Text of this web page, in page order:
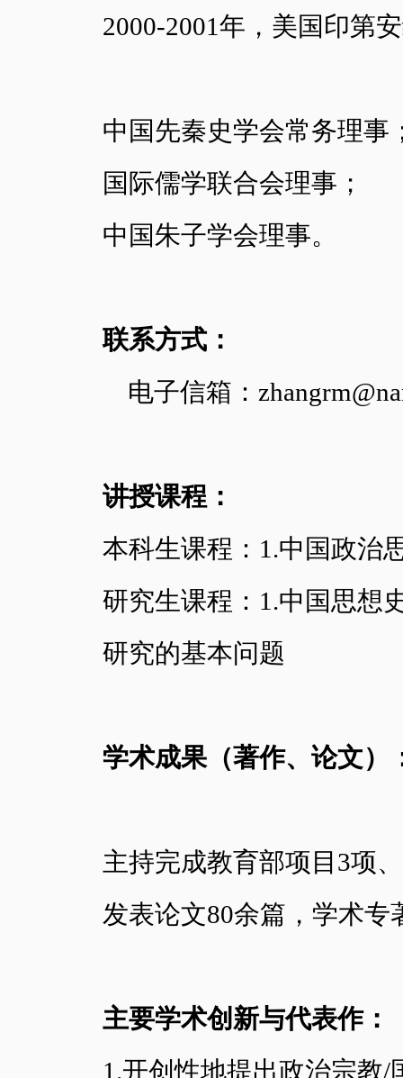
2000-2001年，美国印第
中国先秦史学会常务理事
国际儒学联合会理事；
中国朱子学会理事。
联系方式：
电子信箱：
讲授课程：
本科生课程：1.中国政治
研究生课程：1.中国思想
研究的基本问题
学术成果（著作、论文）
主持完成教育部项目3项
发表论文80余篇，学术
主要学术创新与代表作：
1.开创性地提出政治宗教